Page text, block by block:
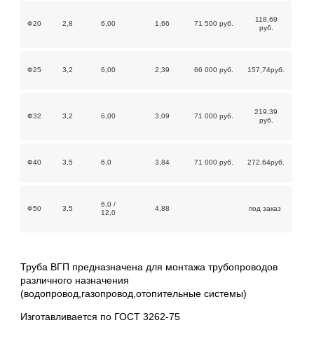
Ф20 2,8 6,00 1,66 71 500 руб.
118,69
руб.
Ф25 3,2 6,00 2,39 66 000 руб. 157,74руб.
Ф32 3,2 6,00 3,09 71 000 руб.
219,39
руб.
Ф40 3,5 6,0 3,84 71 000 руб. 272,64руб.
Ф50 3,5
6,0 /
12,0
4,88 под заказ
Труба ВГП предназначена для монтажа трубопроводов
различного назначения
(водопровод,газопровод,отопительные системы)
Изготавливается по ГОСТ 3262-75